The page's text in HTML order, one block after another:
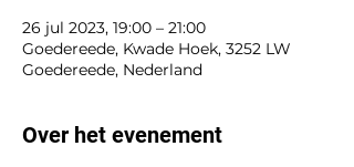
26 jul 2023, 19:00 – 21:00
Goedereede, Kwade Hoek, 3252 LW
Goedereede, Nederland
Over het evenement